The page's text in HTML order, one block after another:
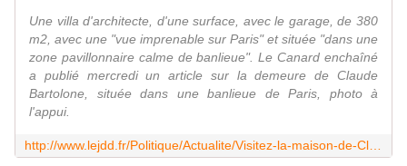
Une villa d'architecte, d'une surface, avec le garage, de 380
m2, avec une "vue imprenable sur Paris" et située "dans une
zone pavillonnaire calme de banlieue". Le Canard enchaîné
a publié mercredi un article sur la demeure de Claude
Bartolone, située dans une banlieue de Paris, photo à
l'appui.